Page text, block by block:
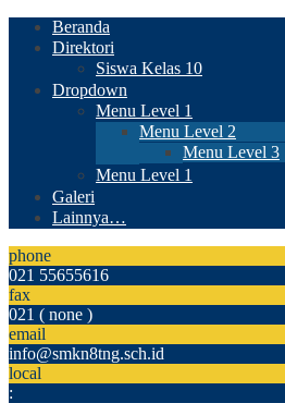
Beranda
Direktori
Siswa Kelas 10
Dropdown
Menu Level 1
Menu Level 2
Menu Level 3
Menu Level 1
Galeri
Lainnya…
phone
021 55655616
fax
021 ( none )
email
info@smkn8tng.sch.id
local
: